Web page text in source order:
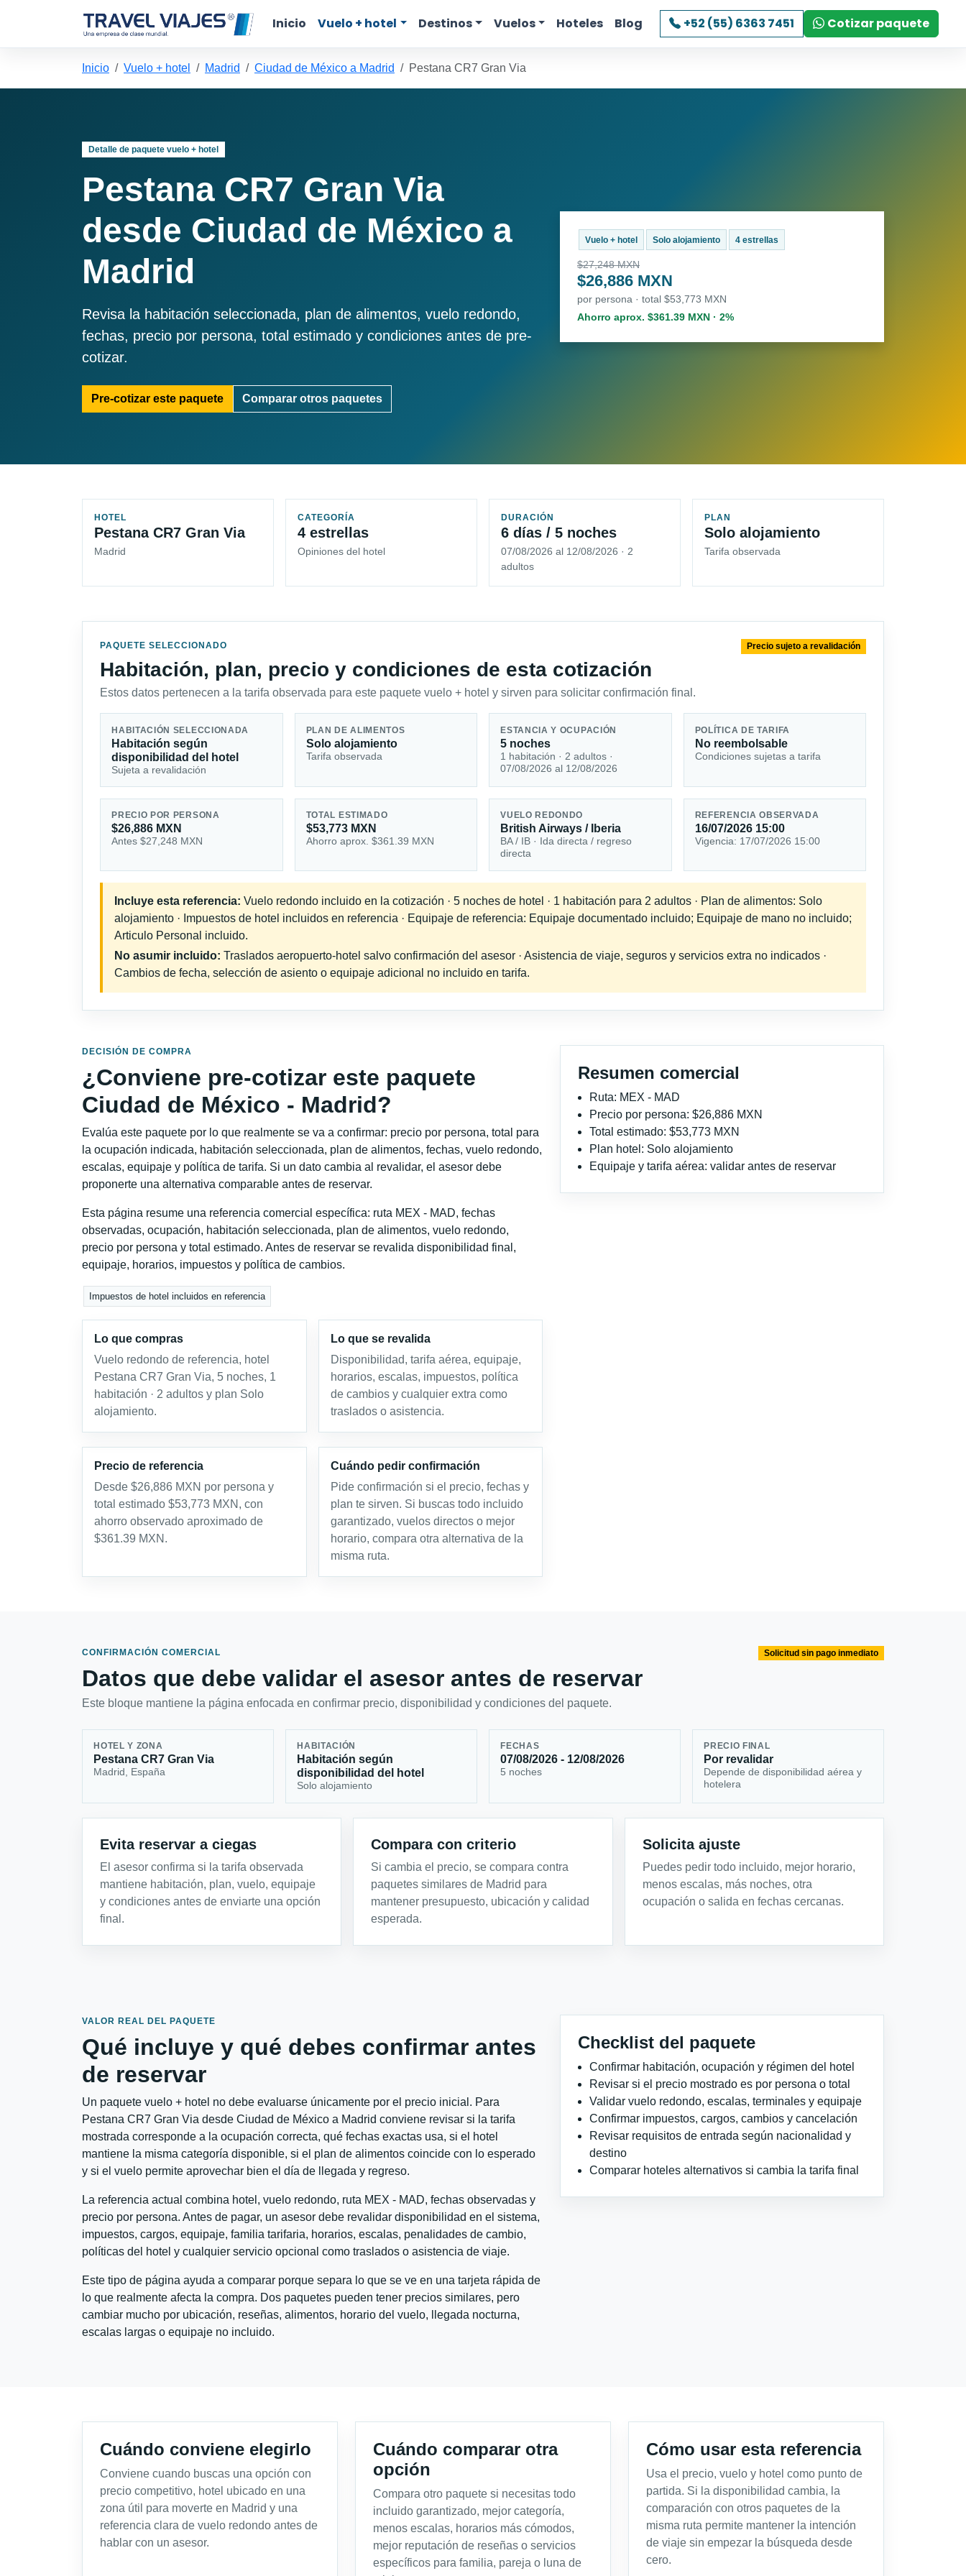
Inicio Vuelo + hotel Destinos Vuelos Hoteles Blog +52 (55) 6363 7451 Cotizar paquete
Inicio Vuelo + hotel Madrid Ciudad de México a Madrid Pestana CR7 Gran Via
Detalle de paquete vuelo + hotel
Pestana CR7 Gran Via
desde Ciudad de México a
Madrid
Revisa la habitación seleccionada, plan de alimentos, vuelo redondo,
fechas, precio por persona, total estimado y condiciones antes de pre-
cotizar.
Pre-cotizar este paquete Comparar otros paquetes
Vuelo + hotel Solo alojamiento 4 estrellas
$27,248 MXN
$26,886 MXN
por persona · total $53,773 MXN
Ahorro aprox. $361.39 MXN · 2%
HOTEL
Pestana CR7 Gran Via
Madrid
CATEGORÍA
4 estrellas
Opiniones del hotel
DURACIÓN
6 días / 5 noches
07/08/2026 al 12/08/2026 · 2
adultos
PLAN
Solo alojamiento
Tarifa observada
PAQUETE SELECCIONADO
Habitación, plan, precio y condiciones de esta cotización
Estos datos pertenecen a la tarifa observada para este paquete vuelo + hotel y sirven para solicitar confirmación final.
Precio sujeto a revalidación
HABITACIÓN SELECCIONADA
Habitación según
disponibilidad del hotel
Sujeta a revalidación
PLAN DE ALIMENTOS
Solo alojamiento
Tarifa observada
ESTANCIA Y OCUPACIÓN
5 noches
1 habitación · 2 adultos ·
07/08/2026 al 12/08/2026
POLÍTICA DE TARIFA
No reembolsable
Condiciones sujetas a tarifa
PRECIO POR PERSONA
$26,886 MXN
Antes $27,248 MXN
TOTAL ESTIMADO
$53,773 MXN
Ahorro aprox. $361.39 MXN
VUELO REDONDO
British Airways / Iberia
BA / IB · Ida directa / regreso
directa
REFERENCIA OBSERVADA
16/07/2026 15:00
Vigencia: 17/07/2026 15:00
Incluye esta referencia: Vuelo redondo incluido en la cotización · 5 noches de hotel · 1 habitación para 2 adultos · Plan de alimentos: Solo
alojamiento · Impuestos de hotel incluidos en referencia · Equipaje de referencia: Equipaje documentado incluido; Equipaje de mano no incluido;
Articulo Personal incluido.
No asumir incluido: Traslados aeropuerto-hotel salvo confirmación del asesor · Asistencia de viaje, seguros y servicios extra no indicados ·
Cambios de fecha, selección de asiento o equipaje adicional no incluido en tarifa.
DECISIÓN DE COMPRA
¿Conviene pre-cotizar este paquete
Ciudad de México - Madrid?
Evalúa este paquete por lo que realmente se va a confirmar: precio por persona, total para
la ocupación indicada, habitación seleccionada, plan de alimentos, fechas, vuelo redondo,
escalas, equipaje y política de tarifa. Si un dato cambia al revalidar, el asesor debe
proponerte una alternativa comparable antes de reservar.
Esta página resume una referencia comercial específica: ruta MEX - MAD, fechas
observadas, ocupación, habitación seleccionada, plan de alimentos, vuelo redondo,
precio por persona y total estimado. Antes de reservar se revalida disponibilidad final,
equipaje, horarios, impuestos y política de cambios.
Impuestos de hotel incluidos en referencia
Lo que compras
Vuelo redondo de referencia, hotel
Pestana CR7 Gran Via, 5 noches, 1
habitación · 2 adultos y plan Solo
alojamiento.
Lo que se revalida
Disponibilidad, tarifa aérea, equipaje,
horarios, escalas, impuestos, política
de cambios y cualquier extra como
traslados o asistencia.
Precio de referencia
Desde $26,886 MXN por persona y
total estimado $53,773 MXN, con
ahorro observado aproximado de
$361.39 MXN.
Cuándo pedir confirmación
Pide confirmación si el precio, fechas y
plan te sirven. Si buscas todo incluido
garantizado, vuelos directos o mejor
horario, compara otra alternativa de la
misma ruta.
Resumen comercial
Ruta: MEX - MAD
Precio por persona: $26,886 MXN
Total estimado: $53,773 MXN
Plan hotel: Solo alojamiento
Equipaje y tarifa aérea: validar antes de reservar
CONFIRMACIÓN COMERCIAL
Datos que debe validar el asesor antes de reservar
Este bloque mantiene la página enfocada en confirmar precio, disponibilidad y condiciones del paquete.
Solicitud sin pago inmediato
HOTEL Y ZONA
Pestana CR7 Gran Via
Madrid, España
HABITACIÓN
Habitación según
disponibilidad del hotel
Solo alojamiento
FECHAS
07/08/2026 - 12/08/2026
5 noches
PRECIO FINAL
Por revalidar
Depende de disponibilidad aérea y
hotelera
Evita reservar a ciegas
El asesor confirma si la tarifa observada
mantiene habitación, plan, vuelo, equipaje
y condiciones antes de enviarte una opción
final.
Compara con criterio
Si cambia el precio, se compara contra
paquetes similares de Madrid para
mantener presupuesto, ubicación y calidad
esperada.
Solicita ajuste
Puedes pedir todo incluido, mejor horario,
menos escalas, más noches, otra
ocupación o salida en fechas cercanas.
VALOR REAL DEL PAQUETE
Qué incluye y qué debes confirmar antes
de reservar
Un paquete vuelo + hotel no debe evaluarse únicamente por el precio inicial. Para
Pestana CR7 Gran Via desde Ciudad de México a Madrid conviene revisar si la tarifa
mostrada corresponde a la ocupación correcta, qué fechas exactas usa, si el hotel
mantiene la misma categoría disponible, si el plan de alimentos coincide con lo esperado
y si el vuelo permite aprovechar bien el día de llegada y regreso.
La referencia actual combina hotel, vuelo redondo, ruta MEX - MAD, fechas observadas y
precio por persona. Antes de pagar, un asesor debe revalidar disponibilidad en el sistema,
impuestos, cargos, equipaje, familia tarifaria, horarios, escalas, penalidades de cambio,
políticas del hotel y cualquier servicio opcional como traslados o asistencia de viaje.
Este tipo de página ayuda a comparar porque separa lo que se ve en una tarjeta rápida de
lo que realmente afecta la compra. Dos paquetes pueden tener precios similares, pero
cambiar mucho por ubicación, reseñas, alimentos, horario del vuelo, llegada nocturna,
escalas largas o equipaje no incluido.
Checklist del paquete
Confirmar habitación, ocupación y régimen del hotel
Revisar si el precio mostrado es por persona o total
Validar vuelo redondo, escalas, terminales y equipaje
Confirmar impuestos, cargos, cambios y cancelación
Revisar requisitos de entrada según nacionalidad y
destino
Comparar hoteles alternativos si cambia la tarifa final
Cuándo conviene elegirlo
Conviene cuando buscas una opción con
precio competitivo, hotel ubicado en una
zona útil para moverte en Madrid y una
referencia clara de vuelo redondo antes de
hablar con un asesor.
Cuándo comparar otra
opción
Compara otro paquete si necesitas todo
incluido garantizado, mejor categoría,
menos escalas, horarios más cómodos,
mejor reputación de reseñas o servicios
específicos para familia, pareja o luna de
Cómo usar esta referencia
Usa el precio, vuelo y hotel como punto de
partida. Si la disponibilidad cambia, la
comparación con otros paquetes de la
misma ruta permite mantener la intención
de viaje sin empezar la búsqueda desde
cero.